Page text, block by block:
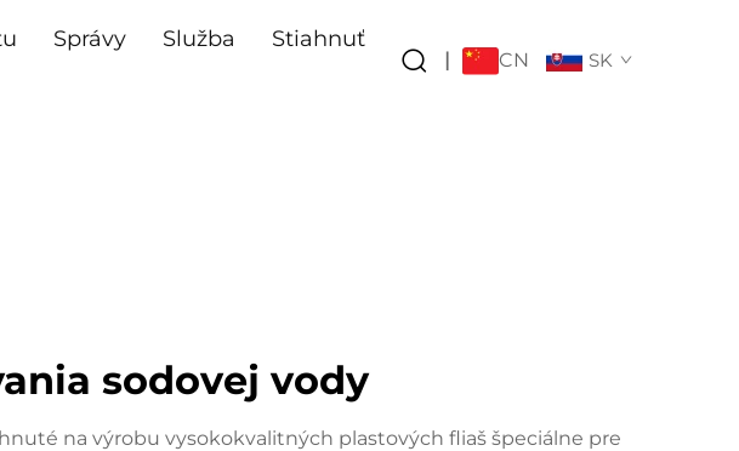
Správy Služba
Stiahnuť
| CN SK
sodovej vody
na výrobu vysokokvalitných plastových fliaš špeciálne pre